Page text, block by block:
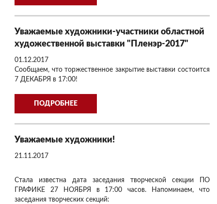
Уважаемые художники-участники областной
художественной выставки "Пленэр-2017"
01.12.2017
Сообщаем, что торжественное закрытие выставки состоится
7 ДЕКАБРЯ в 17:00!
ПОДРОБНЕЕ
Уважаемые художники!
21.11.2017
Стала известна дата заседания творческой секции ПО
ГРАФИКЕ 27 НОЯБРЯ в 17:00 часов. Напоминаем, что
заседания творческих секций: